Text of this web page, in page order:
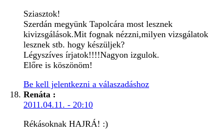
Sziasztok!
Szerdán megyünk Tapolcára most lesznek
kivizsgálások.Mit fognak nézzni,milyen vizsgálatok
lesznek stb. hogy készüljek?
Légyszíves írjatok!!!!Nagyon izgulok.
Előre is köszönöm!
Be kell jelentkezni a válaszadáshoz
Renáta :
2011.04.11. - 20:10
Rékásoknak HAJRÁ! :)